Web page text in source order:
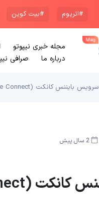
#اتریوم #بیت کوین
مجله خبری نیپوتو
درباره ما
صرافی
سرویس بایننس کانکت (Binance Connect) از امروز غیرفعال می شود
2 سال پیش